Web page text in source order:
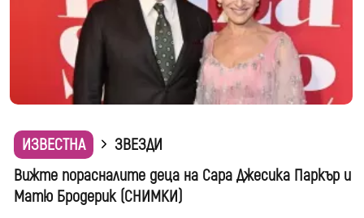
ИЗВЕСТНА
ЗВЕЗДИ
Вижте порасналите деца на Сара Джесика Паркър и
Матю Бродерик (СНИМКИ)